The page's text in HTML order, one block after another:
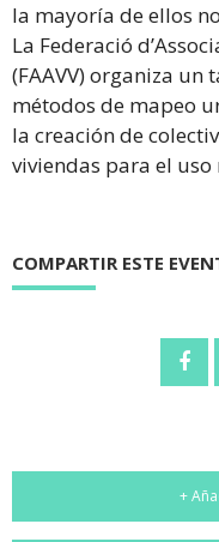
la mayoría de ellos
La Federació
(FAAVV) organiza un
métodos de mapeo
la creación de
viviendas para el
COMPARTIR ESTE
+